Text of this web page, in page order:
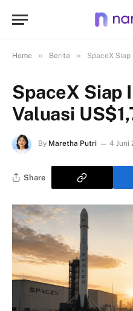
Home » Berita » SpaceX Siap
SpaceX Siap
Valuasi
By Maretha Putri 4 Juni
Share